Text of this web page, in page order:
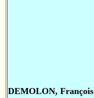
DEMOLON, François